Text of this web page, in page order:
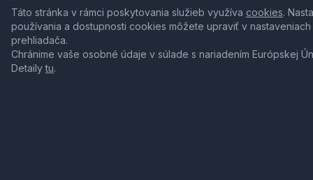
Táto stránka v rámci poskytovania služieb využíva cookies.
používania a dostupnosti cookies môžete upraviť v nastaveniach
prehliadača.
Chránime vaše osobné údaje v súlade s nariadením Európskej
Detailytu.